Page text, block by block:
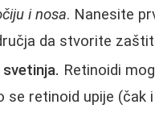
i nosa. Nanesite
da stvorite
Retinoidi
se retinoid upije (čak